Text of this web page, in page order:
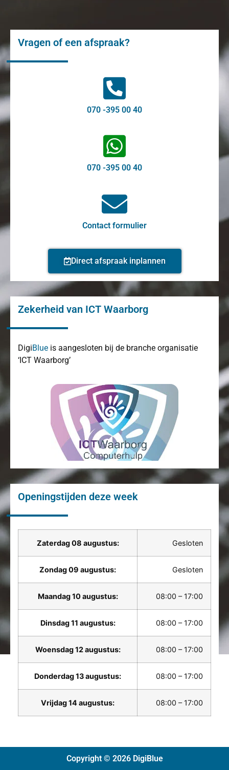
Vragen of een afspraak?
070 -395 00 40
070 -395 00 40
Contact formulier
Direct afspraak inplannen
Zekerheid van ICT Waarborg
DigiBlue is aangesloten bij de branche organisatie
‘ICT Waarborg’
Openingstijden deze week
Zaterdag 08 augustus: Gesloten
Zondag 09 augustus: Gesloten
Maandag 10 augustus: 08:00 – 17:00
Dinsdag 11 augustus: 08:00 – 17:00
Woensdag 12 augustus: 08:00 – 17:00
Donderdag 13 augustus: 08:00 – 17:00
Vrijdag 14 augustus: 08:00 – 17:00
Copyright © 2026 DigiBlue